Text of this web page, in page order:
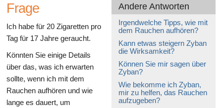
Andere Antworten
Irgendwelche Tipps, wie mit
dem Rauchen aufhören?
Kann etwas steigern Zyban
die Wirksamkeit?
Können Sie mir sagen über
Zyban?
Wie bekomme ich Zyban,
mir zu helfen, das Rauchen
aufzugeben?
Frage
Ich habe für 20 Zigaretten pro
Tag für 17 Jahre geraucht.
Könnten Sie einige Details
über das, was ich erwarten
sollte, wenn ich mit dem
Rauchen aufhören und wie
lange es dauert, um